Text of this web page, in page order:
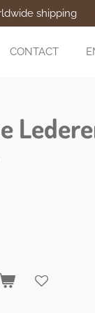
shipping
CONTACT